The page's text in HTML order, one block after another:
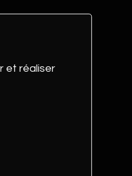
et réaliser